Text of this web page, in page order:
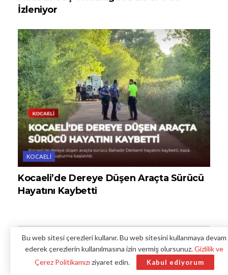
İzleniyor
KOCAELI
Kocaeli’de Dereye Düşen Araçta Sürücü
Hayatını Kaybetti
Bir yanıt yazın
E-posta adresiniz yayınlanmayacak.Gerekli alanlar*ile
Bu web sitesi çerezleri kullanır. Bu web sitesini kullanmaya devam
ederek çerezlerin kullanılmasına izin vermiş olursunuz.Gizlilik ve
Çerez Politikamızı ziyaret edin. Kabul ediyorum